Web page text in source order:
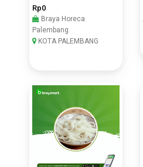
Rp0
Braya Horeca
Palembang
KOTA PALEMBANG